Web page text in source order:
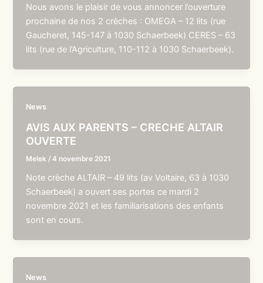
Nous avons le plaisir de vous annoncer l’ouverture
prochaine de nos 2 crèches : OMEGA – 12 lits (rue
Gaucheret, 145-147 à 1030 Schaerbeek) CERES – 63
lits (rue de l’Agriculture, 110-112 à 1030 Schaerbeek).
News
AVIS AUX PARENTS – CRECHE ALTAIR
OUVERTE
Melek /4 novembre 2021
Note crèche ALTAIR – 49 lits (av Voltaire, 63 à 1030
Schaerbeek) a ouvert ses portes ce mardi 2
novembre 2021 et les familiarisations des enfants
sont en cours.
News